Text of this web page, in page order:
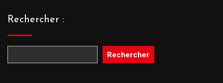
Rechercher :
Rechercher